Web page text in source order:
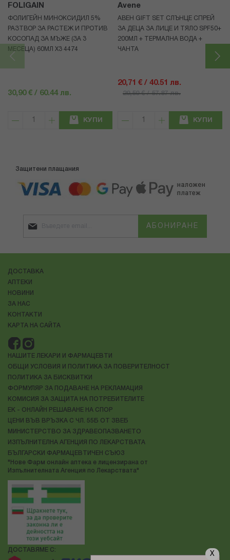
X
FOLIGAIN
ФОЛИГЕЙН МИНОКСИДИЛ 5%
РАЗТВОР ЗА РАСТЕЖ И ПРОТИВ
КОСОПАД ЗА МЪЖЕ (ЗА 3
МЕСЕЦА) 60МЛ X3 4474
30,90 € / 60.44 лв.
КУПИ
Avene
АВЕН GIFT SET СЛЪНЦЕ СПРЕЙ
ЗА ДЕЦА ЗА ЛИЦЕ И ТЯЛО SPF50+
200МЛ + ТЕРМАЛНА ВОДА +
ЧАНТА
20,71 € / 40.51 лв.
29,59 € / 57.87 лв.
КУПИ
Защитени плащания
АБОНИРАНЕ
ДОСТАВКА
АПТЕКИ
НОВИНИ
ЗА НАС
КОНТАКТИ
КАРТА НА САЙТА
НАШИТЕ ЛЕКАРИ И ФАРМАЦЕВТИ
ОБЩИ УСЛОВИЯ И ПОЛИТИКА ЗА ПОВЕРИТЕЛНОСТ
ПОЛИТИКА ЗА БИСКВИТКИ
ФОРМУЛЯР ЗА ПОДАВАНЕ НА РЕКЛАМАЦИЯ
КОМИСИЯ ЗА ЗАЩИТА НА ПОТРЕБИТЕЛИТЕ
ЕК - ОНЛАЙН РЕШАВАНЕ НА СПОР
ЦЕНИ ВЪВ ВРЪЗКА С ЧЛ. 55Б ОТ ЗВЕБ
МИНИСТЕРСТВО ЗА ЗДРАВЕОПАЗВАНЕТО
ИЗПЪЛНИТЕЛНА АГЕНЦИЯ ПО ЛЕКАРСТВАТА
БЪЛГАРСКИ ФАРМАЦЕВТИЧЕН СЪЮЗ
"Нове Фарм онлайн аптека е лицензирана от
Изпълнителната Агенция по Лекарствата"
ДОСТАВЯМЕ С: